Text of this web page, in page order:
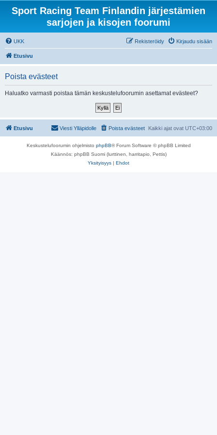
Sport Racing Team Finlandin järjestämien
sarjojen ja kisojen foorumi
UKK Kirjaudu sisään
Rekisteröidy
Etusivu
Poista evästeet
Haluatko varmasti poistaa tämän keskustelufoorumin asettamat evästeet?
Etusivu Kaikki ajat ovat UTC+03:00
Poista evästeet
Viesti Ylläpidolle
Keskustelufoorumin ohjelmisto phpBB® Forum Software © phpBB Limited
Käännös: phpBB Suomi (lurttinen, harritapio, Pettis)
Yksityisyys | Ehdot